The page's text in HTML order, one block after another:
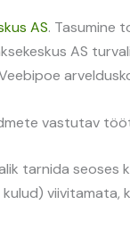
AS. Tasumine
AS
vastutav
tarnida
viivitamata,